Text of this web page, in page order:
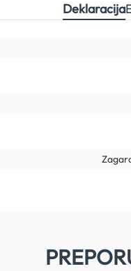
Deklaracija